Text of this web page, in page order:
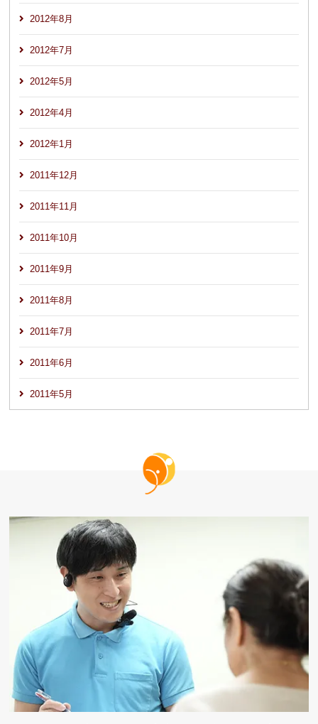
2012年8月
2012年7月
2012年5月
2012年4月
2012年1月
2011年12月
2011年11月
2011年10月
2011年9月
2011年8月
2011年7月
2011年6月
2011年5月